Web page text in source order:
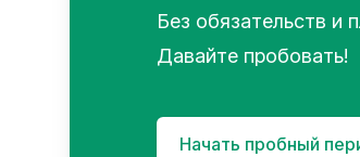
Без обязательств и
Давайте пробовать!
Начать пробный